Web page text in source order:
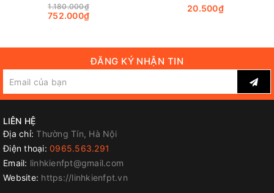
2NO+2NC - 18.5kW chính
hãng
1.180.000₫
752.000₫
20.500₫
ĐĂNG KÝ NHẬN TIN
LIÊN HỆ
Địa chỉ: Thường Tín, Hà Nội
Điện thoại: 0965.563.291
Email: linhkienfpt@gmail.com
Website: https://linhkienfpt.vn